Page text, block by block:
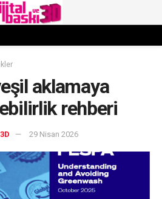
aklamaya
rehberi
29 Nisan 2026